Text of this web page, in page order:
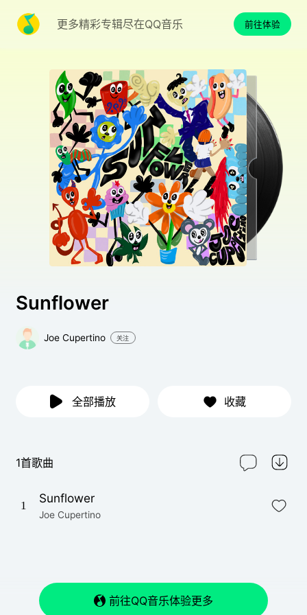
更多精彩专辑尽在QQ音乐 前往体验
Sunflower
Joe Cupertino 关注
全部播放 收藏
1首歌曲
1
Sunflower
Joe Cupertino
前往QQ音乐体验更多